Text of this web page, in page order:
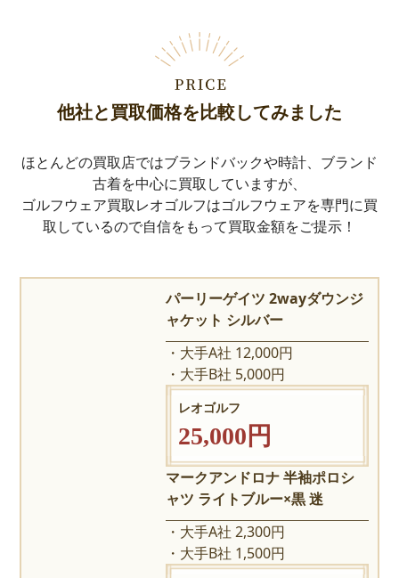
他社と買取価格を比較してみました
ほとんどの買取店ではブランドバックや時計、ブランド
古着を中心に買取していますが、
ゴルフウェア買取レオゴルフはゴルフウェアを専門に買
取しているので自信をもって買取金額をご提示！
パーリーゲイツ 2wayダウンジ
ャケット シルバー
大手A社 12,000円
大手B社 5,000円
レオゴルフ
25,000円
マークアンドロナ 半袖ポロシ
ャツ ライトブルー×黒 迷
大手A社 2,300円
大手B社 1,500円